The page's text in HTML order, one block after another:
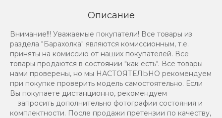
Описание
Внимание!!! Уважаемые покупатели! Все товары из
раздела "Барахолка" являются комиссионным, т.е.
приняты на комиссию от наших покупателей. Все
товары продаются в состоянии "как есть". Все товары
нами проверены, но мы НАСТОЯТЕЛЬНО рекомендуем
при покупке проверить модель самостоятельно. Если
Вы покупаете дистанционно, рекомендуем
запросить дополнительно фотографии состояния и
комплектности. После продажи претензии по качеству,